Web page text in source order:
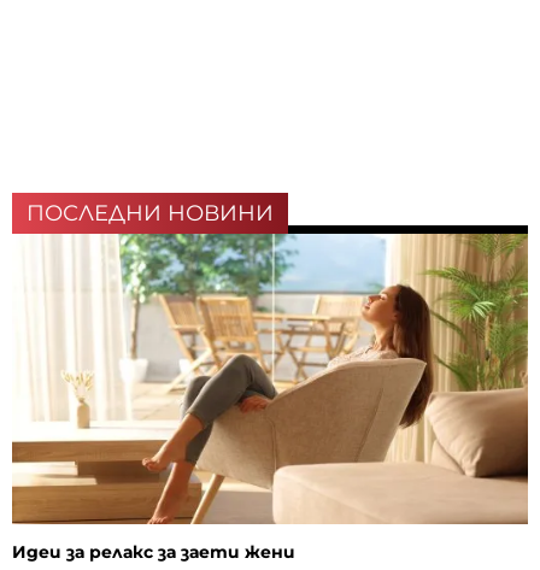
ПОСЛЕДНИ НОВИНИ
Идеи за релакс за заети жени